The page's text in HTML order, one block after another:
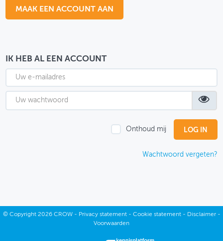
THEMASITES
MIJN PROFIEL
GEBRUIKER
MAAK EEN ACCOUNT AAN
IK HEB AL EEN ACCOUNT
Onthoud mij
Wachtwoord vergeten?
© Copyright2026 CROW - Privacy statement- Cookie statement- Disclaimer-
Voorwaarden